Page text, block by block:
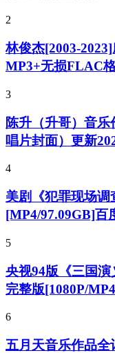
2
林俊杰[2003-
MP3+无损FLAC
3
陈升（升哥）音
唱片封面）更新
4
美剧《犯罪现场
[MP4/97.09GB]百
5
央视94版《三国
完整版[1080P/
6
五月天音乐作品全